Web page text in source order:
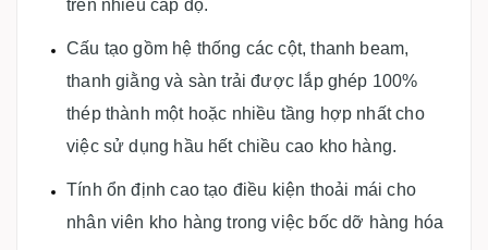
trên nhiều cấp độ.
Cấu tạo gồm hệ thống các cột, thanh beam,
thanh giằng và sàn trải được lắp ghép 100%
thép thành một hoặc nhiều tầng hợp nhất cho
việc sử dụng hầu hết chiều cao kho hàng.
Tính ổn định cao tạo điều kiện thoải mái cho
nhân viên kho hàng trong việc bốc dỡ hàng hóa